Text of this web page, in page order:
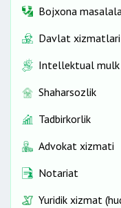
Bojxona
Davlat xizmatlari
Intellektual mulk
Shaharsozlik
Tadbirkorlik
Advokat xizmati
Notariat
Yuridik xizmat